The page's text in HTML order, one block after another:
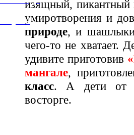
изящный, пикантный
умиротворения и
природе, и шашлыки
чего-то не хватает.
удивите приготовив
мангале,
класс. А дети от
восторге.